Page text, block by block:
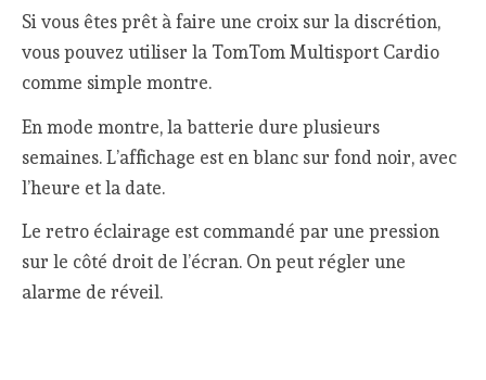
Si vous êtes prêt à faire une croix sur la discrétion,
vous pouvez utiliser la TomTom Multisport Cardio
comme simple montre.
En mode montre, la batterie dure plusieurs
semaines. L’affichage est en blanc sur fond noir, avec
l’heure et la date.
Le retro éclairage est commandé par une pression
sur le côté droit de l’écran. On peut régler une
alarme de réveil.